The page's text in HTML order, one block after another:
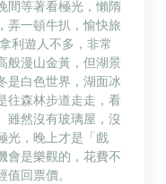
間等著看極光，懶隋
弄一頓牛扒，愉快旅
利遊人不多，非常
般漫山金黃，但湖景
是白色世界，湖面冰
往森林步道走走，看
雖然沒有玻璃屋，沒
光，晚上才是「戲
會是樂觀的，花費不
回票價。